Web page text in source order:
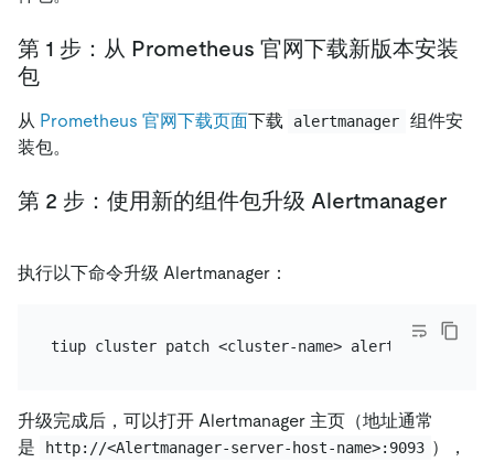
第 1 步：从 Prometheus 官网下载新版本安装
包
从 Prometheus 官网下载页面下载 alertmanager
组件安
装包。
第 2 步：使用新的组件包升级 Alertmanager
执行以下命令升级 Alertmanager：
升级完成后，可以打开 Alertmanager 主页（地址通常
是
http://<Alertmanager-server-host-name>:9093 ），